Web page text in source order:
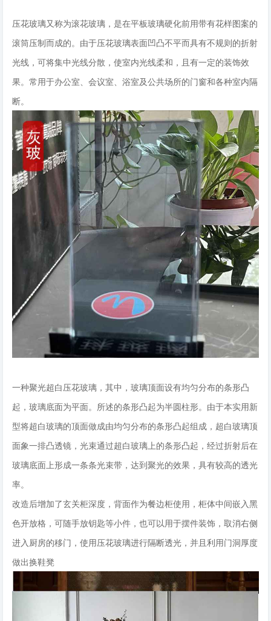
压花玻璃又称为滚花玻璃，是在平板玻璃硬化前用带有花样图案的
滚筒压制而成的。由于压花玻璃表面凹凸不平而具有不规则的折射
光线，可将集中光线分散，使室内光线柔和，且有一定的装饰效
果。常用于办公室、会议室、浴室及公共场所的门窗和各种室内隔
断。
一种聚光超白压花玻璃，其中，玻璃顶面设有均匀分布的条形凸
起，玻璃底面为平面。所述的条形凸起为半圆柱形。由于本实用新
型将超白玻璃的顶面做成由均匀分布的条形凸起组成，超白玻璃顶
面象一排凸透镜，光束通过超白玻璃上的条形凸起，经过折射后在
玻璃底面上形成一条条光束带，达到聚光的效果，具有较高的透光
率。
改造后增加了玄关柜深度，背面作为餐边柜使用，柜体中间嵌入黑
色开放格，可随手放钥匙等小件，也可以用于摆件装饰，取消右侧
进入厨房的移门，使用压花玻璃进行隔断透光，并且利用门洞厚度
做出换鞋凳